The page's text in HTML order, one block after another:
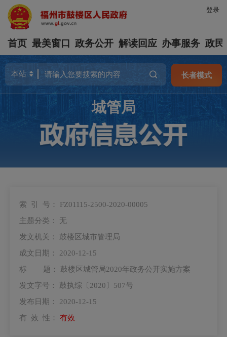
登录
首页 最美窗口 政务公开 解读回应 办事服务 政民
长者模式
城管局
索 引 号： FZ01115-2500-2020-00005
主题分类： 无
发文机关： 鼓楼区城市管理局
成文日期： 2020-12-15
标 题： 鼓楼区城管局2020年政务公开实施方案
发文字号： 鼓执综〔2020〕507号
发布日期： 2020-12-15
有 效 性： 有效